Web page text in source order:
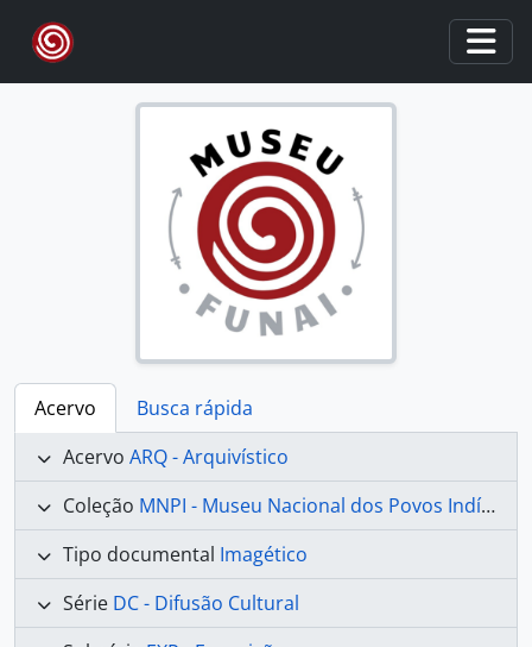
Skip to main content
Acervo
Busca rápida
Acervo ARQ - Arquivístico
Coleção MNPI - Museu Nacional dos Povos Indígenas
Tipo documental Imagético
Série DC - Difusão Cultural